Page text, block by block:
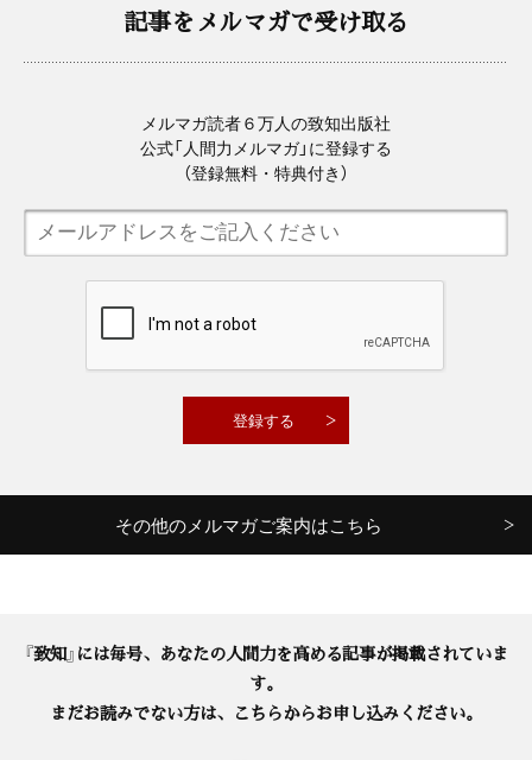
記事をメルマガで受け取る
メルマガ読者６万人の致知出版社
公式「人間力メルマガ」に登録する
（登録無料・特典付き）
その他のメルマガご案内はこちら
『致知』には毎号、あなたの人間力を高める記事が掲載されていま
す。
まだお読みでない方は、こちらからお申し込みください。